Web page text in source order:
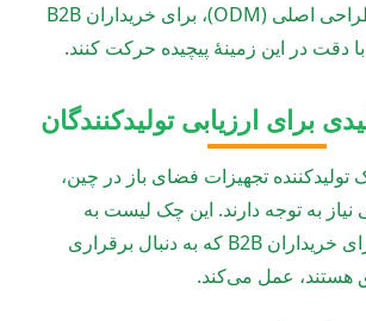
اصلی (OEM) و طراحی اصلی (ODM)، برای خریداران B2B
در این زمینۀ پیچیده حرکت کنند.
برای ارزیابی تولیدکنندگان
تجهیزات فضای باز در چین،
نیاز به توجه دارند. این چک لیست به
عنوان راهنمایی برای خریداران B2B که به دنبال برقراری
عمل می‌کند.